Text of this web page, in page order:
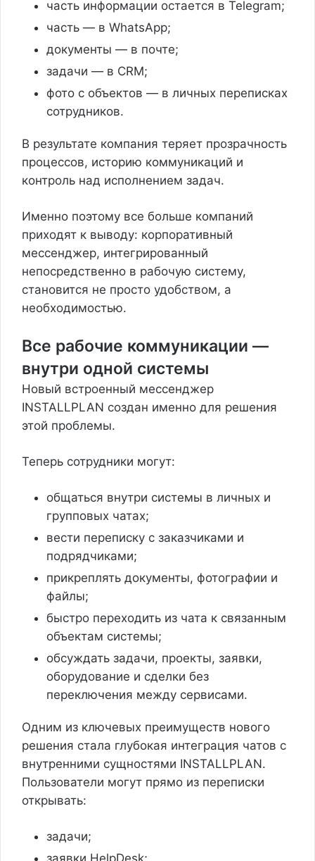
часть информации остается в Telegram;
часть — в WhatsApp;
документы — в почте;
задачи — в CRM;
фото с объектов — в личных переписках
сотрудников.
В результате компания теряет прозрачность
процессов, историю коммуникаций и
контроль над исполнением задач.
Именно поэтому все больше компаний
приходят к выводу: корпоративный
мессенджер, интегрированный
непосредственно в рабочую систему,
становится не просто удобством, а
необходимостью.
Все рабочие коммуникации —
внутри одной системы
Новый встроенный мессенджер
INSTALLPLAN создан именно для решения
этой проблемы.
Теперь сотрудники могут:
общаться внутри системы в личных и
групповых чатах;
вести переписку с заказчиками и
подрядчиками;
прикреплять документы, фотографии и
файлы;
быстро переходить из чата к связанным
объектам системы;
обсуждать задачи, проекты, заявки,
оборудование и сделки без
переключения между сервисами.
Одним из ключевых преимуществ нового
решения стала глубокая интеграция чатов с
внутренними сущностями INSTALLPLAN.
Пользователи могут прямо из переписки
открывать:
задачи;
заявки HelpDesk;